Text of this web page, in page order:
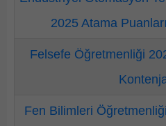
2025 Atama
Felsefe Öğretmenliği
Fen Bilimleri